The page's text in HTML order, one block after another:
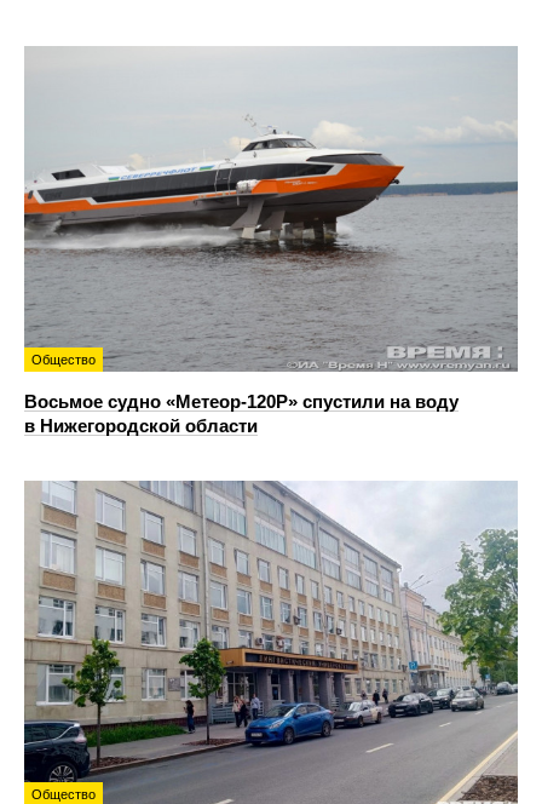
Общество
Восьмое судно «Метеор-120Р» спустили на воду
в Нижегородской области
Общество